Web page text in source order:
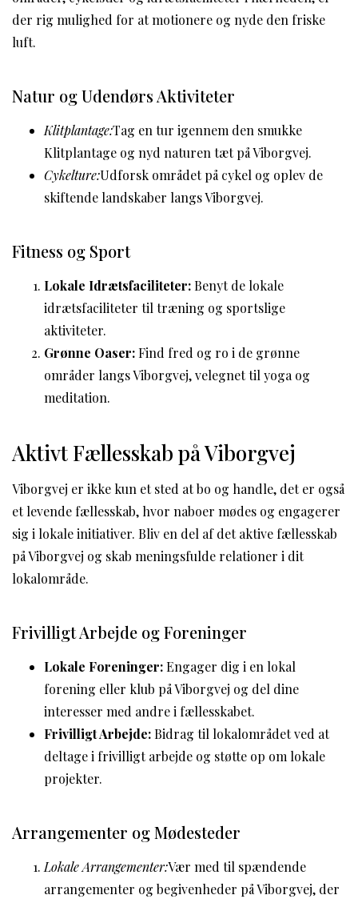
der rig mulighed for at motionere og nyde den friske
luft.
Natur og Udendørs Aktiviteter
Klitplantage:Tag en tur igennem den smukke
Klitplantage og nyd naturen tæt på Viborgvej.
Cykelture:Udforsk området på cykel og oplev de
skiftende landskaber langs Viborgvej.
Fitness og Sport
Lokale Idrætsfaciliteter:Benyt de lokale
idrætsfaciliteter til træning og sportslige
aktiviteter.
Grønne Oaser:Find fred og ro i de grønne
områder langs Viborgvej, velegnet til yoga og
meditation.
Aktivt Fællesskab på Viborgvej
Viborgvej er ikke kun et sted at bo og handle, det er også
et levende fællesskab, hvor naboer mødes og engagerer
sig i lokale initiativer. Bliv en del af det aktive fællesskab
på Viborgvej og skab meningsfulde relationer i dit
lokalområde.
Frivilligt Arbejde og Foreninger
Lokale Foreninger:Engager dig i en lokal
forening eller klub på Viborgvej og del dine
interesser med andre i fællesskabet.
Frivilligt Arbejde:Bidrag til lokalområdet ved at
deltage i frivilligt arbejde og støtte op om lokale
projekter.
Arrangementer og Mødesteder
Lokale Arrangementer:Vær med til spændende
arrangementer og begivenheder på Viborgvej, der